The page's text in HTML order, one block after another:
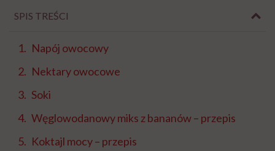
SPIS TREŚCI
Napój owocowy
Nektary owocowe
Soki
Węglowodanowy miks z bananów – przepis
Koktajl mocy – przepis